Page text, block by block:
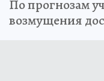
По прогнозам
возмущения